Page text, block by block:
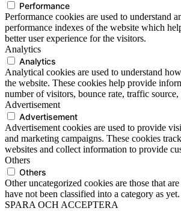
Performance
Performance cookies are used to understand
performance indexes of the website which
better user experience for the visitors.
Analytics
Analytics
Analytical cookies are used to understand
the website. These cookies help provide
number of visitors, bounce rate, traffic source,
Advertisement
Advertisement
Advertisement cookies are used to provide
and marketing campaigns. These cookies
websites and collect information to provide
Others
Others
Other uncategorized cookies are those that
have not been classified into a category as yet.
SPARA OCH ACCEPTERA